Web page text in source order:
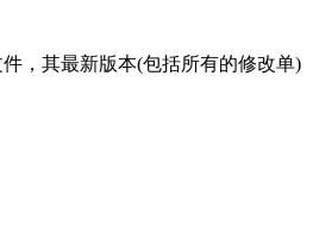
，其最新版本(包括所有的修改单)